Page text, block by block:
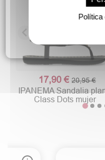
17,90 €20,95 €
IPANEMA Sandalia
Class Dots mujer
Política